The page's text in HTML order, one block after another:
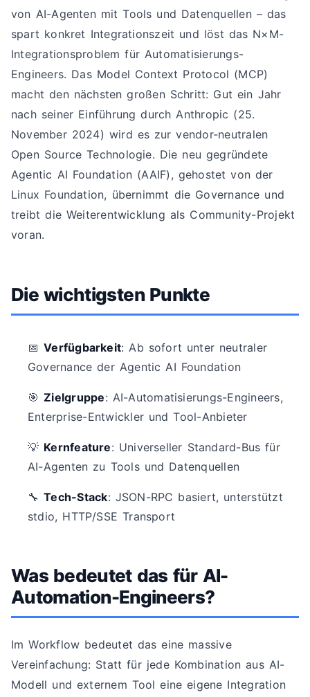
von AI-Agenten mit Tools und Datenquellen – das
spart konkret Integrationszeit und löst das N×M-
Integrationsproblem für Automatisierungs-
Engineers. Das Model Context Protocol (MCP)
macht den nächsten großen Schritt: Gut ein Jahr
nach seiner Einführung durch Anthropic (25.
November 2024) wird es zur vendor-neutralen
Open Source Technologie. Die neu gegründete
Agentic AI Foundation (AAIF), gehostet von der
Linux Foundation, übernimmt die Governance und
treibt die Weiterentwicklung als Community-Projekt
voran.
Die wichtigsten Punkte
📅Verfügbarkeit: Ab sofort unter neutraler
Governance der Agentic AI Foundation
🎯Zielgruppe: AI-Automatisierungs-Engineers,
Enterprise-Entwickler und Tool-Anbieter
💡 Kernfeature: Universeller Standard-Bus für
AI-Agenten zu Tools und Datenquellen
🔧Tech-Stack: JSON-RPC basiert, unterstützt
stdio, HTTP/SSE Transport
Was bedeutet das für AI-
Automation-Engineers?
Im Workflow bedeutet das eine massive
Vereinfachung: Statt für jede Kombination aus AI-
Modell und externem Tool eine eigene Integration